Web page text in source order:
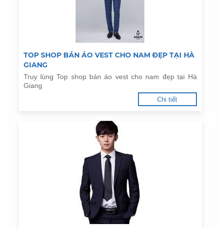
TOP SHOP BÁN ÁO VEST CHO NAM ĐẸP TẠI HÀ
GIANG
Truy lùng Top shop bán áo vest cho nam đẹp tại Hà
Giang
Chi tiết